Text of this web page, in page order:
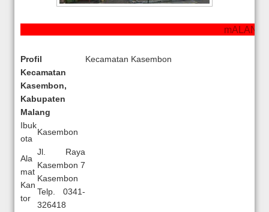
mALANg
Kecamatan Kasembon
Profil
Kecamatan
Kasembon,
Kabupaten
Malang
Ibuk
ota
Kasembon
Ala
mat
Kan
tor
Jl. Raya
Kasembon 7
Kasembon
Telp. 0341-
326418